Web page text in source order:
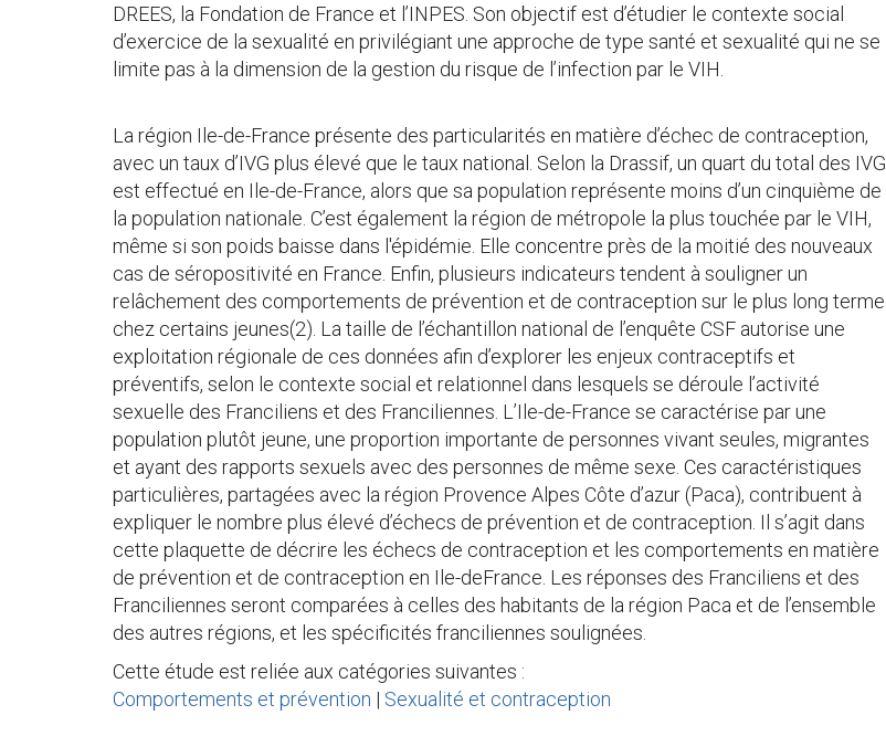
DREES, la Fondation de France et l’INPES. Son objectif est d’étudier le contexte social
d’exercice de la sexualité en privilégiant une approche de type santé et sexualité qui ne se
limite pas à la dimension de la gestion du risque de l’infection par le VIH.
La région Ile-de-France présente des particularités en matière d’échec de contraception,
avec un taux d’IVG plus élevé que le taux national. Selon la Drassif, un quart du total des IVG
est effectué en Ile-de-France, alors que sa population représente moins d’un cinquième de
la population nationale. C’est également la région de métropole la plus touchée par le VIH,
même si son poids baisse dans l'épidémie. Elle concentre près de la moitié des nouveaux
cas de séropositivité en France. Enfin, plusieurs indicateurs tendent à souligner un
relâchement des comportements de prévention et de contraception sur le plus long terme
chez certains jeunes(2). La taille de l’échantillon national de l’enquête CSF autorise une
exploitation régionale de ces données afin d’explorer les enjeux contraceptifs et
préventifs, selon le contexte social et relationnel dans lesquels se déroule l’activité
sexuelle des Franciliens et des Franciliennes. L’Ile-de-France se caractérise par une
population plutôt jeune, une proportion importante de personnes vivant seules, migrantes
et ayant des rapports sexuels avec des personnes de même sexe. Ces caractéristiques
particulières, partagées avec la région Provence Alpes Côte d’azur (Paca), contribuent à
expliquer le nombre plus élevé d’échecs de prévention et de contraception. Il s’agit dans
cette plaquette de décrire les échecs de contraception et les comportements en matière
de prévention et de contraception en Ile-deFrance. Les réponses des Franciliens et des
Franciliennes seront comparées à celles des habitants de la région Paca et de l’ensemble
des autres régions, et les spécificités franciliennes soulignées.
Cette étude est reliée aux catégories suivantes :
Comportements et prévention | Sexualité et contraception